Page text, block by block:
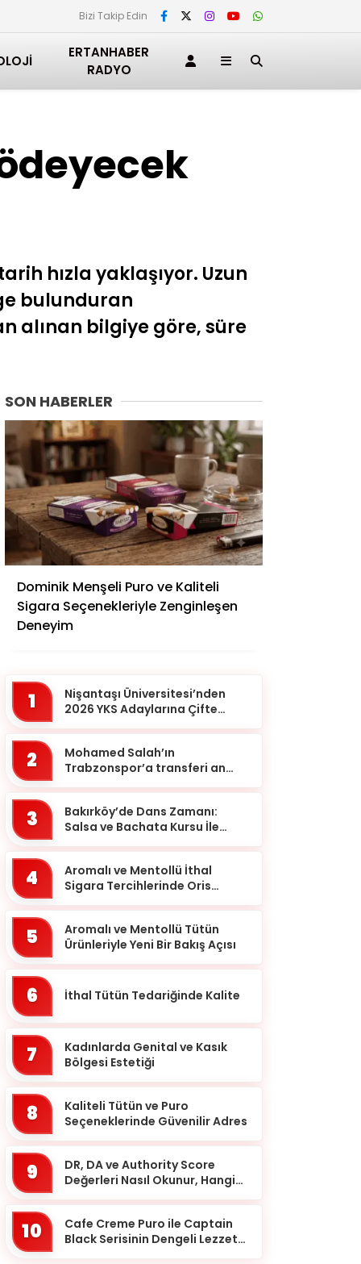
Bizi Takip Edin
ERTANHABER
RADYO
hızla yaklaşıyor. Uzun
bulunduran
alınan bilgiye göre, süre
SON HABERLER
Dominik Menşeli Puro ve Kaliteli
Sigara Seçenekleriyle Zenginleşen
Deneyim
1
Nişantaşı Üniversitesi’nden
2026 YKS Adaylarına Çifte
2
Mohamed Salah’ın
Trabzonspor’a transferi an
3
Bakırköy’de Dans Zamanı:
Salsa ve Bachata Kursu İle
4
Aromalı ve Mentollü İthal
Sigara Tercihlerinde Oris
5
Aromalı ve Mentollü Tütün
Ürünleriyle Yeni Bir Bakış Açısı
6 İthal Tütün Tedariğinde Kalite
7
Kadınlarda Genital ve Kasık
Bölgesi Estetiği
8
Kaliteli Tütün ve Puro
Seçeneklerinde Güvenilir Adres
9
DR, DA ve Authority Score
Değerleri Nasıl Okunur, Hangi
10
Cafe Creme Puro ile Captain
Black Serisinin Dengeli Lezzet
Adana
Adıyaman
Afyonkarahisar
Aksaray
Amasya
Ankara
Antalya
Ardahan
Artvin
Aydın
Balıkesir
Bartın
Batman
Bayburt
Bilecik
Bingöl
Bitlis
Bolu
Burdur
Bursa
Çanakkale
Çankırı
Denizli
Diyarbakır